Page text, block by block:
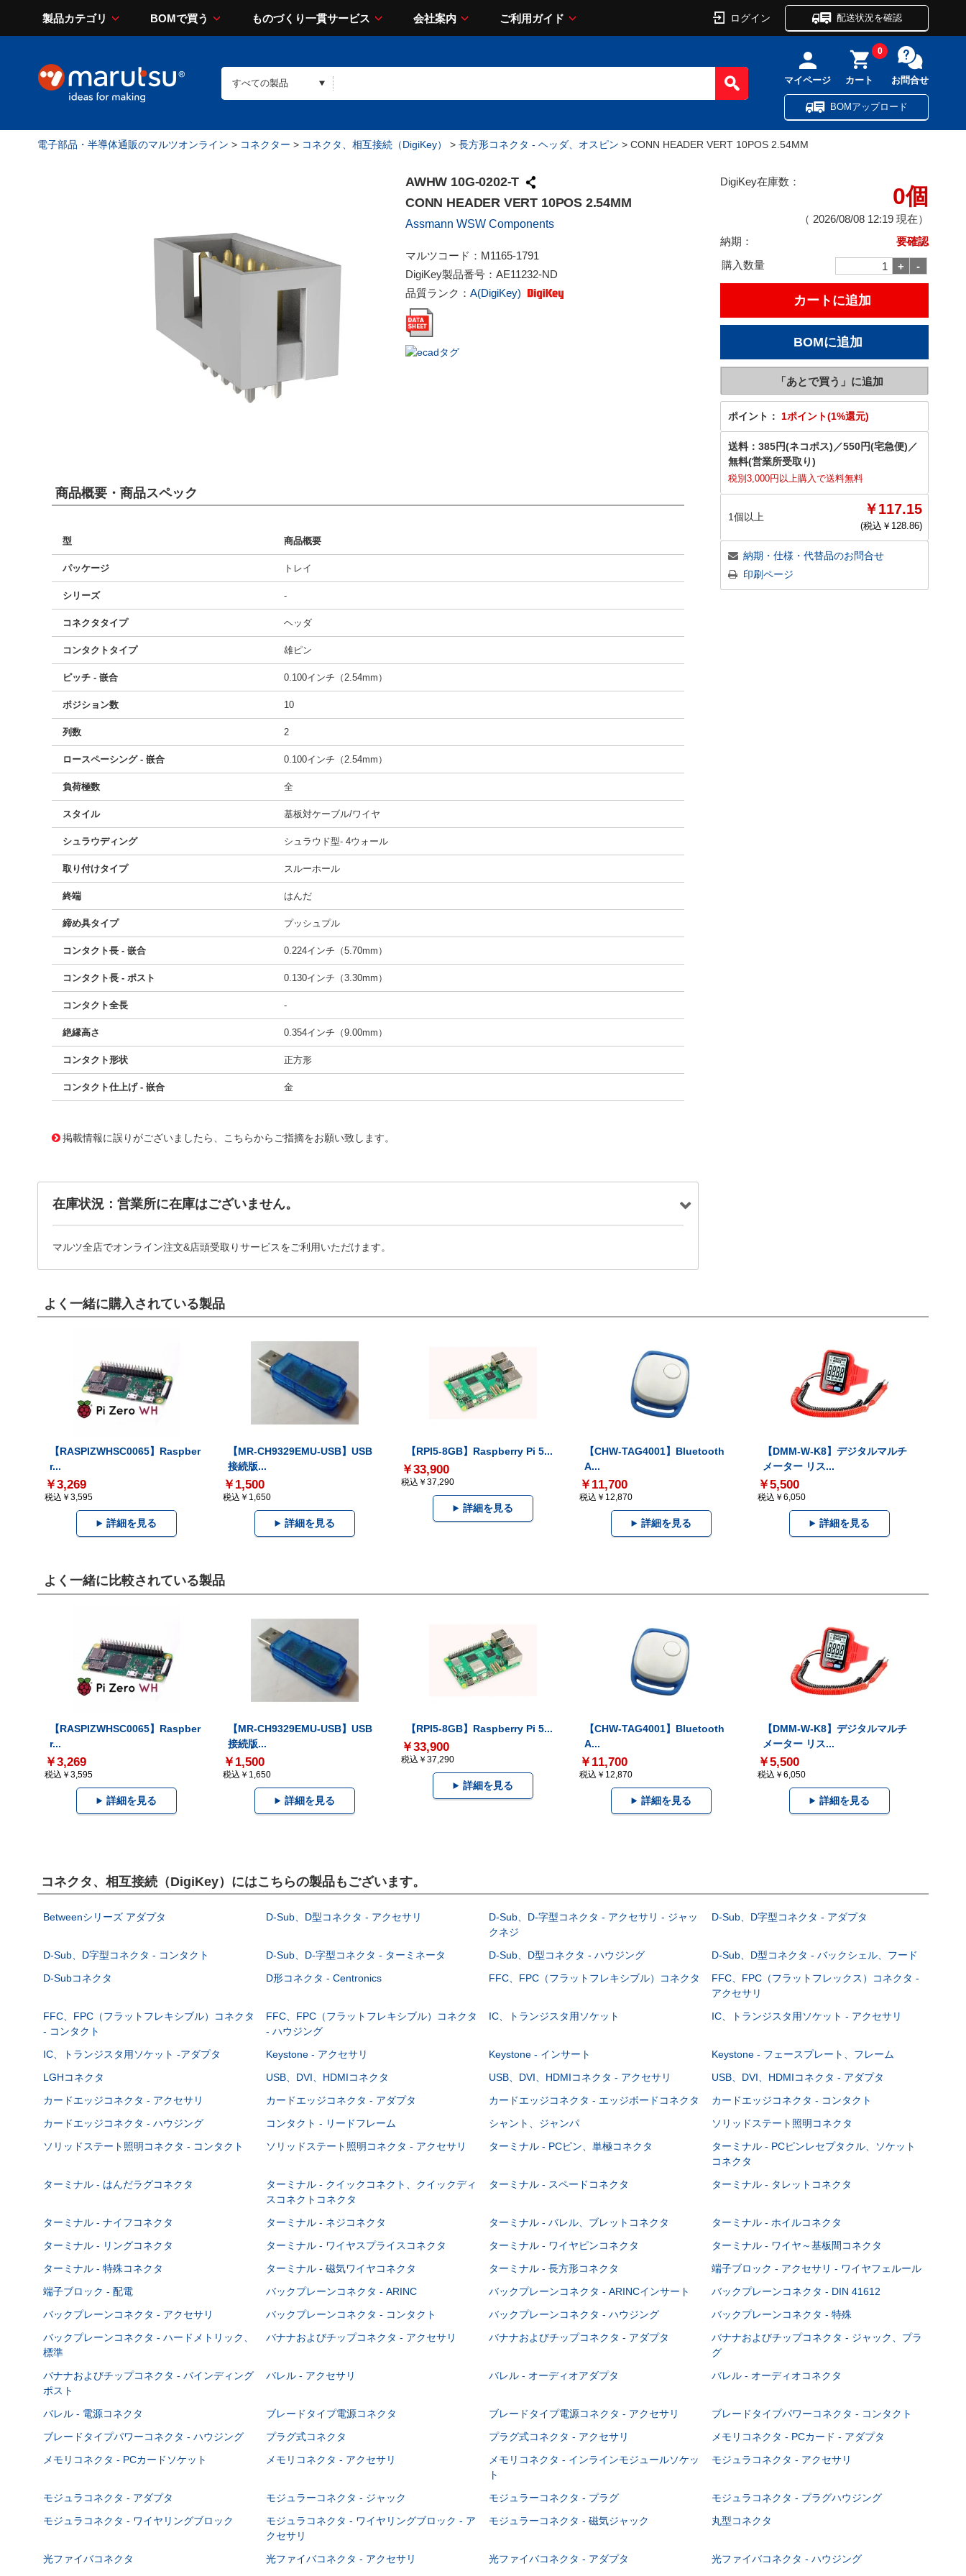
製品カテゴリ BOMで買う ものづくり一貫サービス 会社案内 ご利用ガイド ログイン 配送状況を確認
マイページ カート
0
お問合せ
BOMアップロード
電子部品・半導体通販のマルツオンライン > コネクター > コネクタ、相互接続（DigiKey） > 長方形コネクタ - ヘッダ、オスピン > CONN HEADER VERT 10POS 2.54MM
AWHW 10G-0202-T
CONN HEADER VERT 10POS 2.54MM
Assmann WSW Components
マルツコード： M1165-1791
DigiKey製品番号： AE11232-ND
品質ランク： A(DigiKey)
DigiKey在庫数：
0個
（ 2026/08/08 12:19 現在）
納期：
要確認
購入数量
ポイント： 1ポイント(1%還元)
送料： 385円(ネコポス) ／550円(宅急便) ／
無料(営業所受取り)
税別3,000円以上購入で送料無料
1個以上 ￥117.15
(税込￥ 128.86)
納期・仕様・代替品のお問合せ
印刷ページ
商品概要・商品スペック
型 商品概要
パッケージ トレイ
シリーズ -
コネクタタイプ ヘッダ
コンタクトタイプ 雄ピン
ピッチ - 嵌合 0.100インチ（2.54mm）
ポジション数 10
列数 2
ロースペーシング - 嵌合 0.100インチ（2.54mm）
負荷極数 全
スタイル 基板対ケーブル/ワイヤ
シュラウディング シュラウド型- 4ウォール
取り付けタイプ スルーホール
終端 はんだ
締め具タイプ プッシュプル
コンタクト長 - 嵌合 0.224インチ（5.70mm）
コンタクト長 - ポスト 0.130インチ（3.30mm）
コンタクト全長 -
絶縁高さ 0.354インチ（9.00mm）
コンタクト形状 正方形
コンタクト仕上げ - 嵌合 金
掲載情報に誤りがございましたら、こちらからご指摘をお願い致します。
在庫状況：営業所に在庫はございません。
マルツ全店でオンライン注文&店頭受取りサービスをご利用いただけます。
よく一緒に購入されている製品
【RASPIZWHSC0065】Raspber
r...
￥3,269
税込￥3,595
詳細を見る
【MR-CH9329EMU-USB】USB
接続版...
￥1,500
税込￥1,650
詳細を見る
【RPI5-8GB】Raspberry Pi 5...
￥33,900
税込￥37,290
詳細を見る
【CHW-TAG4001】Bluetooth
A...
￥11,700
税込￥12,870
詳細を見る
【DMM-W-K8】デジタルマルチ
メーター リス...
￥5,500
税込￥6,050
詳細を見る
よく一緒に比較されている製品
【RASPIZWHSC0065】Raspber
r...
￥3,269
税込￥3,595
詳細を見る
【MR-CH9329EMU-USB】USB
接続版...
￥1,500
税込￥1,650
詳細を見る
【RPI5-8GB】Raspberry Pi 5...
￥33,900
税込￥37,290
詳細を見る
【CHW-TAG4001】Bluetooth
A...
￥11,700
税込￥12,870
詳細を見る
【DMM-W-K8】デジタルマルチ
メーター リス...
￥5,500
税込￥6,050
詳細を見る
コネクタ、相互接続（DigiKey）にはこちらの製品もございます。
Betweenシリーズ アダプタ D-Sub、D型コネクタ - アクセサリ
D-Sub、D-字型コネクタ - アクセサリ - ジャッ
クネジ
D-Sub、D字型コネクタ - アダプタ
D-Sub、D字型コネクタ - コンタクト D-Sub、D-字型コネクタ - ターミネータ D-Sub、D型コネクタ - ハウジング
D-Sub、D型コネクタ - バックシェル、フード
D-Subコネクタ
D形コネクタ - Centronics FFC、FPC（フラットフレキシブル）コネクタ
FFC、FPC（フラットフレックス）コネクタ -
アクセサリ
FFC、FPC（フラットフレキシブル）コネクタ
- コンタクト
FFC、FPC（フラットフレキシブル）コネクタ
- ハウジング
IC、トランジスタ用ソケット IC、トランジスタ用ソケット - アクセサリ
IC、トランジスタ用ソケット -アダプタ Keystone - アクセサリ Keystone - インサート
Keystone - フェースプレート、フレーム
LGHコネクタ
USB、DVI、HDMIコネクタ USB、DVI、HDMIコネクタ - アクセサリ
USB、DVI、HDMIコネクタ - アダプタ
カードエッジコネクタ - アクセサリ
カードエッジコネクタ - アダプタ カードエッジコネクタ - エッジボードコネクタ
カードエッジコネクタ - コンタクト
カードエッジコネクタ - ハウジング
コンタクト - リードフレーム シャント、ジャンパ
ソリッドステート照明コネクタ
ソリッドステート照明コネクタ - コンタクト
ソリッドステート照明コネクタ - アクセサリ ターミナル - PCピン、単極コネクタ
ターミナル - PCピンレセプタクル、ソケット
コネクタ
ターミナル - はんだラグコネクタ
ターミナル - クイックコネクト、クイックディ
スコネクトコネクタ
ターミナル - スペードコネクタ ターミナル - タレットコネクタ
ターミナル - ナイフコネクタ ターミナル - ネジコネクタ ターミナル - バレル、ブレットコネクタ
ターミナル - ホイルコネクタ
ターミナル - リングコネクタ
ターミナル - ワイヤスプライスコネクタ ターミナル - ワイヤピンコネクタ
ターミナル - ワイヤ～基板間コネクタ
ターミナル - 特殊コネクタ
ターミナル - 磁気ワイヤコネクタ ターミナル - 長方形コネクタ
端子ブロック - アクセサリ - ワイヤフェルール
端子ブロック - 配電
バックプレーンコネクタ - ARINC バックプレーンコネクタ - ARINCインサート
バックプレーンコネクタ - DIN 41612
バックプレーンコネクタ - アクセサリ
バックプレーンコネクタ - コンタクト バックプレーンコネクタ - ハウジング
バックプレーンコネクタ - 特殊
バックプレーンコネクタ - ハードメトリック、
標準
バナナおよびチップコネクタ - アクセサリ バナナおよびチップコネクタ - アダプタ
バナナおよびチップコネクタ - ジャック、プラ
グ
バナナおよびチップコネクタ - バインディング
ポスト
バレル - アクセサリ バレル - オーディオアダプタ バレル - オーディオコネクタ
バレル - 電源コネクタ ブレードタイプ電源コネクタ ブレードタイプ電源コネクタ - アクセサリ
ブレードタイプパワーコネクタ - コンタクト
ブレードタイプパワーコネクタ - ハウジング
プラグ式コネクタ プラグ式コネクタ - アクセサリ
メモリコネクタ - PCカード - アダプタ
メモリコネクタ - PCカードソケット
メモリコネクタ - アクセサリ
メモリコネクタ - インラインモジュールソケッ
ト
モジュラコネクタ - アクセサリ
モジュラコネクタ - アダプタ モジュラーコネクタ - ジャック モジュラーコネクタ - プラグ
モジュラコネクタ - プラグハウジング
モジュラコネクタ - ワイヤリングブロック
モジュラコネクタ - ワイヤリングブロック - ア
クセサリ
モジュラーコネクタ - 磁気ジャック 丸型コネクタ
光ファイバコネクタ 光ファイバコネクタ - アクセサリ 光ファイバコネクタ - アダプタ
光ファイバコネクタ - ハウジング